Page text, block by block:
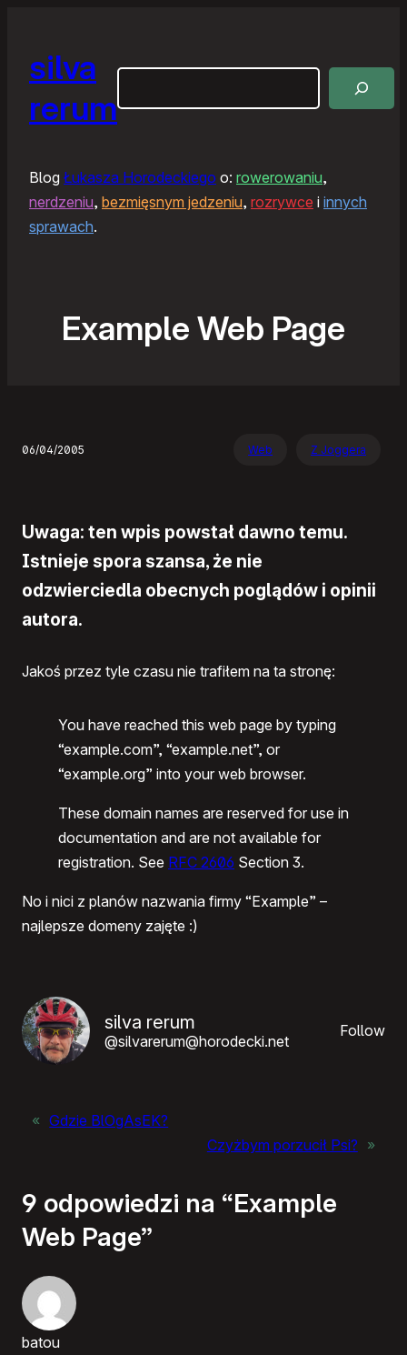
silva
rerum
Blog Łukasza Horodeckiego o: rowerowaniu,
nerdzeniu, bezmięsnym jedzeniu, rozrywce i innych
sprawach.
Example Web Page
06/04/2005 Web Z Joggera
Uwaga: ten wpis powstał dawno temu.
Istnieje spora szansa, że nie
odzwierciedla obecnych poglądów i opinii
autora.
Jakoś przez tyle czasu nie trafiłem na ta stronę:
You have reached this web page by typing
“example.com”, “example.net”, or
“example.org” into your web browser.
These domain names are reserved for use in
documentation and are not available for
registration. See RFC 2606 Section 3.
No i nici z planów nazwania firmy “Example” –
najlepsze domeny zajęte :)
silva rerum
@silvarerum@horodecki.net
Follow
« Gdzie BlOgAsEK?
Czyżbym porzucił Psi? »
9 odpowiedzi na “Example
Web Page”
batou